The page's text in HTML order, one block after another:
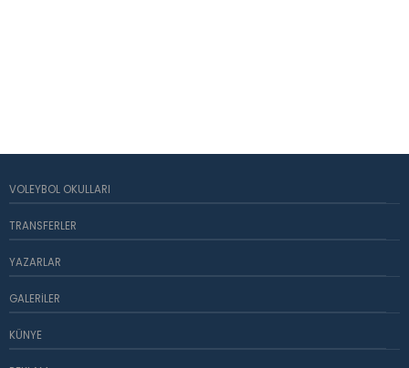
VOLEYBOL OKULLARI
TRANSFERLER
YAZARLAR
GALERILER
KÜNYE